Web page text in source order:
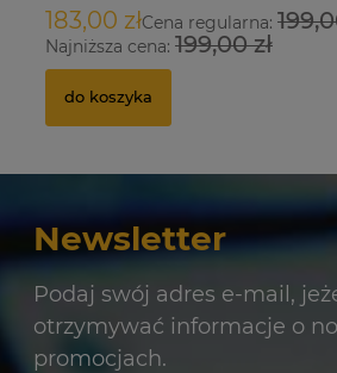
183,00 złCena regularna:
Najniższa cena: 199,00 zł
do koszyka
Newsletter
Podaj swój adres e-mail,
otrzymywać informacje o
promocjach.